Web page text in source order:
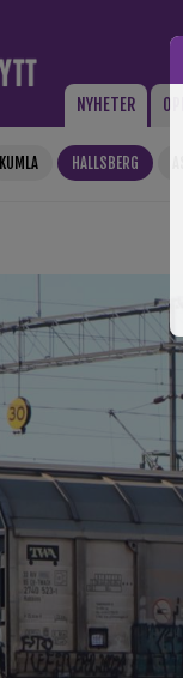
NYHETER
KUMLA HALLSBERG